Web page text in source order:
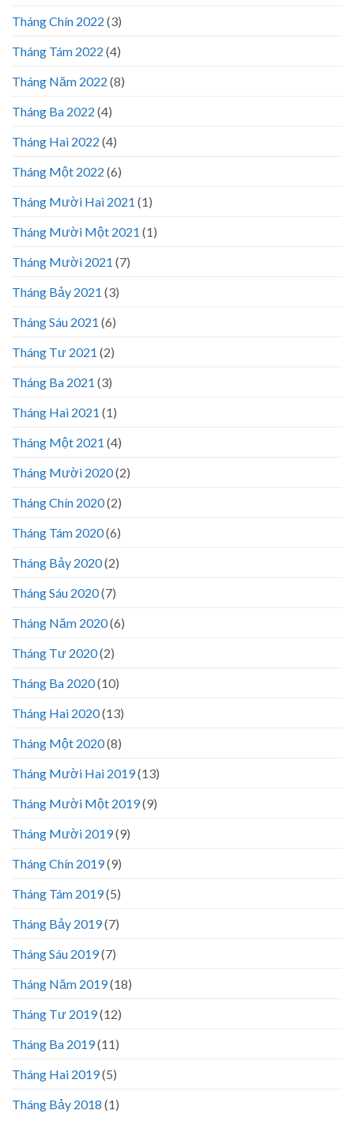
Tháng Chín 2022 (3)
Tháng Tám 2022 (4)
Tháng Năm 2022 (8)
Tháng Ba 2022 (4)
Tháng Hai 2022 (4)
Tháng Một 2022 (6)
Tháng Mười Hai 2021 (1)
Tháng Mười Một 2021 (1)
Tháng Mười 2021 (7)
Tháng Bảy 2021 (3)
Tháng Sáu 2021 (6)
Tháng Tư 2021 (2)
Tháng Ba 2021 (3)
Tháng Hai 2021 (1)
Tháng Một 2021 (4)
Tháng Mười 2020(2)
Tháng Chín 2020(2)
Tháng Tám 2020(6)
Tháng Bảy 2020(2)
Tháng Sáu 2020(7)
Tháng Năm 2020(6)
Tháng Tư 2020(2)
Tháng Ba 2020(10)
Tháng Hai 2020(13)
Tháng Một 2020(8)
Tháng Mười Hai 2019(13)
Tháng Mười Một 2019(9)
Tháng Mười 2019(9)
Tháng Chín 2019(9)
Tháng Tám 2019(5)
Tháng Bảy 2019(7)
Tháng Sáu 2019(7)
Tháng Năm 2019(18)
Tháng Tư 2019(12)
Tháng Ba 2019(11)
Tháng Hai 2019(5)
Tháng Bảy 2018 (1)